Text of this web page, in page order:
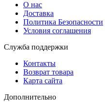
О нас
Доставка
Политика Безопасности
Условия соглашения
Служба поддержки
Контакты
Возврат товара
Карта сайта
Дополнительно